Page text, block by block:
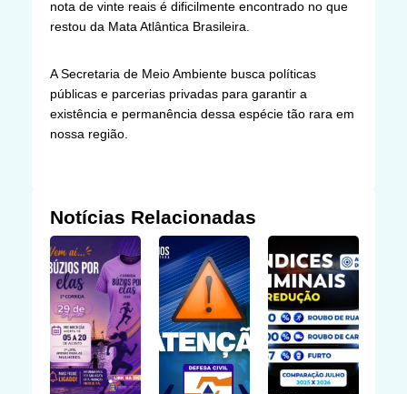
nota de vinte reais é dificilmente encontrado no que
restou da Mata Atlântica Brasileira.
A Secretaria de Meio Ambiente busca políticas
públicas e parcerias privadas para garantir a
existência e permanência dessa espécie tão rara em
nossa região.
Notícias Relacionadas